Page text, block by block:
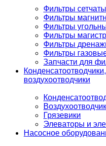
Фильтры
Фильтры
Фильтры
Фильтры
Фильтры
Фильтры
Запчасти для
воздухоотводчики
Грязевики
Элеваторы и
Насосное